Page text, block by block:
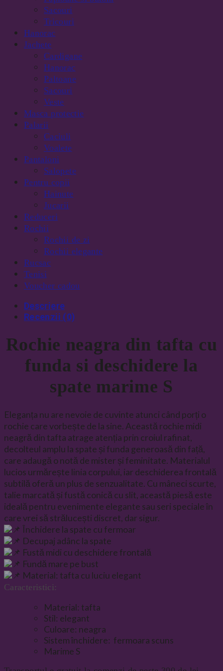
Sacouri
Tricouri
Hanorac
Jachete
Cardigane
Hanorac
Paltoane
Sacouri
Veste
Masca protectie
Palarii
Caciuli
Voalete
Pantaloni
Salopete
Pentru copii
Hainute
Jucarii
Reduceri
Rochii
Rochii de zi
Rochii elegante
Rucsac
Tenisi
Voucher cadou
Descriere
Recenzii (0)
Rochie neagra din tafta cu
funda si deschidere la
spate marime S
Eleganța nu are nevoie de cuvinte atunci când porți o
rochie care vorbește de la sine. Această rochie midi
neagră din tafta atrage atenția prin croiul rafinat,
decolteul amplu la spate și funda generoasă din față,
care adaugă o notă de mister și feminitate. Materialul
lucios urmărește linia corpului, iar deschiderea frontală
subtilă oferă un plus de senzualitate. Cu mâneci scurte,
talie marcată și fustă conică cu slit, această piesă este
ideală pentru evenimente elegante sau seri speciale în
care vrei să strălucești discret, dar sigur.
Închidere la spate cu fermoar
Decupaj adânc la spate
Fustă midi cu deschidere frontală
Fundă mare pe bust
Material: tafta cu luciu elegant
Caracteristici:
Material: tafta
Stil: elegant
Culoare: neagra
Sistem închidere: fermoara scuns
Marime S